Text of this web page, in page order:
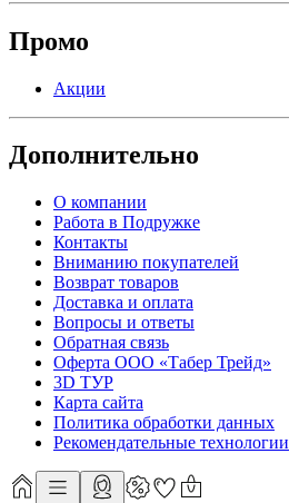
Промо
Акции
Дополнительно
О компании
Работа в Подружке
Контакты
Вниманию покупателей
Возврат товаров
Доставка и оплата
Вопросы и ответы
Обратная связь
Оферта ООО «Табер Трейд»
3D ТУР
Карта сайта
Политика обработки данных
Рекомендательные технологии